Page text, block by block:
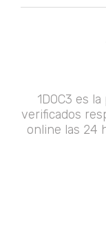
1DOC3 es
verificados
online las 24